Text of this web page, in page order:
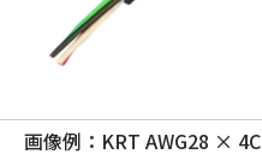
画像例：KRT AWG28 × 4C